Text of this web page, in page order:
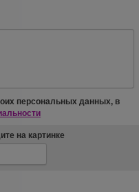
персональных данных, в
на картинке